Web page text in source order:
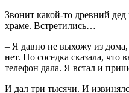
Звонит какой-то древний дед
храме. Встретились…
– Я давно не выхожу из
нет. Но соседка сказала, что
телефон дала. Я встал и
И дал три тысячи. И